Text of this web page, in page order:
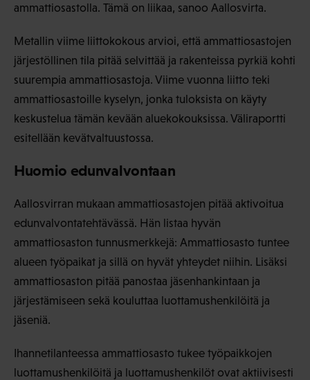
ammattiosastolla. Tämä on liikaa, sanoo Aallosvirta.
Metallin viime liittokokous arvioi, että ammattiosastojen
järjestöllinen tila pitää selvittää ja rakenteissa pyrkiä kohti
suurempia ammattiosastoja. Viime vuonna liitto teki
ammattiosastoille kyselyn, jonka tuloksista on käyty
keskustelua tämän kevään aluekokouksissa. Väliraportti
esitellään kevätvaltuustossa.
Huomio edunvalvontaan
Aallosvirran mukaan ammattiosastojen pitää aktivoitua
edunvalvontatehtävässä. Hän listaa hyvän
ammattiosaston tunnusmerkkejä: Ammattiosasto tuntee
alueen työpaikat ja sillä on hyvät yhteydet niihin. Lisäksi
ammattiosaston pitää panostaa jäsenhankintaan ja
järjestämiseen sekä kouluttaa luottamushenkilöitä ja
jäseniä.
Ihannetilanteessa ammattiosasto tukee työpaikkojen
luottamushenkilöitä ja luottamushenkilöt ovat aktiivisesti